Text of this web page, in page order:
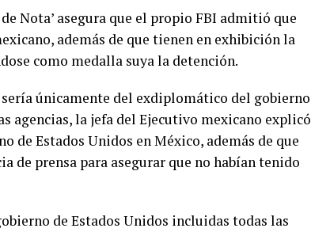
Nota’ asegura que el propio FBI admitió que
además de que tienen en exhibición la
como medalla suya la detención.
únicamente del exdiplomático del gobierno
agencias, la jefa del Ejecutivo mexicano explicó
de Estados Unidos en México, además de que
de prensa para asegurar que no habían tenido
de Estados Unidos incluidas todas las